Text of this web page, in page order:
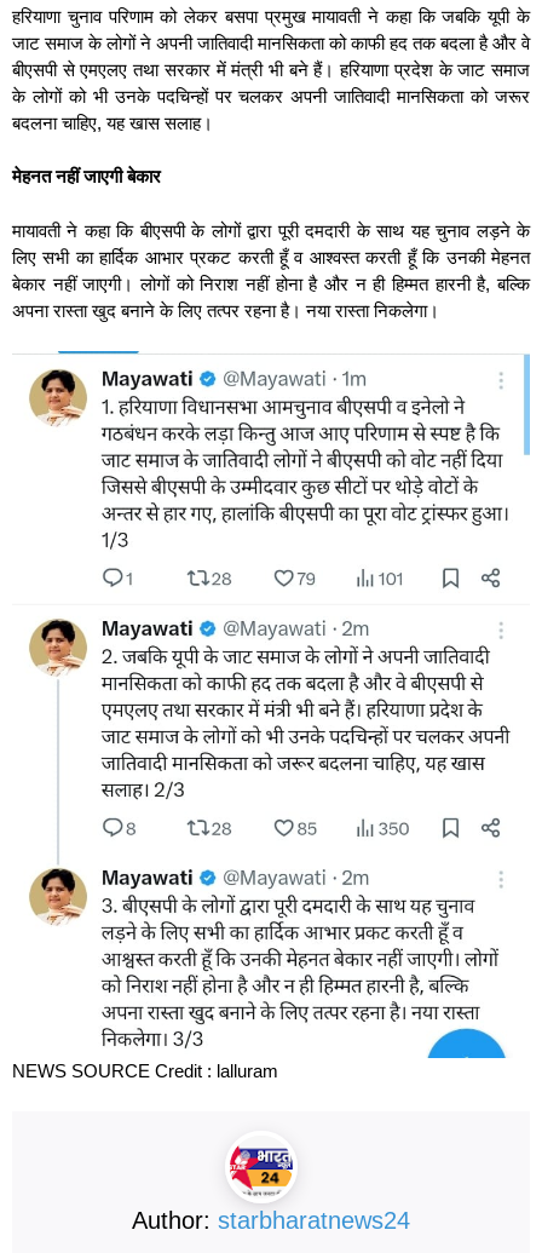
हरियाणा चुनाव परिणाम को लेकर बसपा प्रमुख मायावती ने कहा कि जबकि यूपी के
जाट समाज के लोगों ने अपनी जातिवादी मानसिकता को काफी हद तक बदला है और वे
बीएसपी से एमएलए तथा सरकार में मंत्री भी बने हैं। हरियाणा प्रदेश के जाट समाज
के लोगों को भी उनके पदचिन्हों पर चलकर अपनी जातिवादी मानसिकता को जरूर
बदलना चाहिए, यह खास सलाह।
मेहनत नहीं जाएगी बेकार
मायावती ने कहा कि बीएसपी के लोगों द्वारा पूरी दमदारी के साथ यह चुनाव लड़ने के
लिए सभी का हार्दिक आभार प्रकट करती हूँ व आश्वस्त करती हूँ कि उनकी मेहनत
बेकार नहीं जाएगी। लोगों को निराश नहीं होना है और न ही हिम्मत हारनी है, बल्कि
अपना रास्ता खुद बनाने के लिए तत्पर रहना है। नया रास्ता निकलेगा।
NEWS SOURCE Credit : lalluram
Author: starbharatnews24